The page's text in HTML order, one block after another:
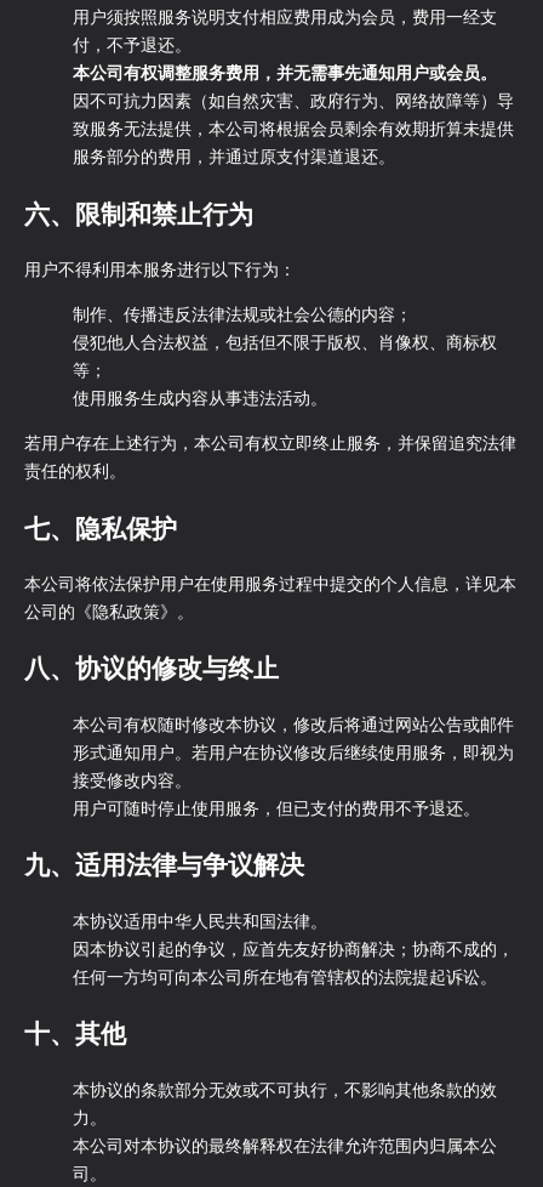
用户须按照服务说明支付相应费用成为会员，费用一经支
付，不予退还。
本公司有权调整服务费用，并无需事先通知用户或会员。
因不可抗力因素（如自然灾害、政府行为、网络故障等）导
致服务无法提供，本公司将根据会员剩余有效期折算未提供
服务部分的费用，并通过原支付渠道退还。
六、限制和禁止行为
用户不得利用本服务进行以下行为：
制作、传播违反法律法规或社会公德的内容；
侵犯他人合法权益，包括但不限于版权、肖像权、商标权
等；
使用服务生成内容从事违法活动。
若用户存在上述行为，本公司有权立即终止服务，并保留追究法律
责任的权利。
七、隐私保护
本公司将依法保护用户在使用服务过程中提交的个人信息，详见本
公司的《隐私政策》。
八、协议的修改与终止
本公司有权随时修改本协议，修改后将通过网站公告或邮件
形式通知用户。若用户在协议修改后继续使用服务，即视为
接受修改内容。
用户可随时停止使用服务，但已支付的费用不予退还。
九、适用法律与争议解决
本协议适用中华人民共和国法律。
因本协议引起的争议，应首先友好协商解决；协商不成的，
任何一方均可向本公司所在地有管辖权的法院提起诉讼。
十、其他
本协议的条款部分无效或不可执行，不影响其他条款的效
力。
本公司对本协议的最终解释权在法律允许范围内归属本公
司。